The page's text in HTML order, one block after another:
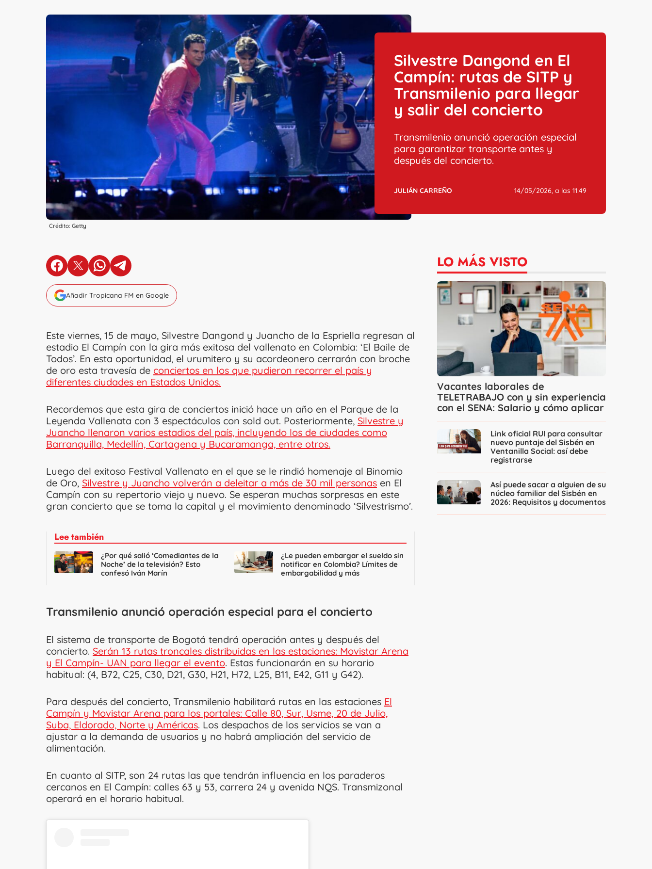
Crédito: Getty
Silvestre Dangond en El
Campín: rutas de SITP y
Transmilenio para llegar
y salir del concierto
Transmilenio anunció operación especial
para garantizar transporte antes y
después del concierto.
JULIÁN CARREÑO 14/05/2026, a las 11:49
en Facebook
en X en Whatsapp
en Telegram
Añadir Tropicana FM en Google
Este viernes, 15 de mayo, Silvestre Dangond y Juancho de la Espriella regresan al
estadio El Campín con la gira más exitosa del vallenato en Colombia: ‘El Baile de
Todos’. En esta oportunidad, el urumitero y su acordeonero cerrarán con broche
de oro esta travesía de conciertos en los que pudieron recorrer el país y
diferentes ciudades en Estados Unidos.
Recordemos que esta gira de conciertos inició hace un año en el Parque de la
Leyenda Vallenata con 3 espectáculos con sold out. Posteriormente, Silvestre y
Juancho llenaron varios estadios del país, incluyendo los de ciudades como
Barranquilla, Medellín, Cartagena y Bucaramanga, entre otros.
Luego del exitoso Festival Vallenato en el que se le rindió homenaje al Binomio
de Oro, Silvestre y Juancho volverán a deleitar a más de 30 mil personas en El
Campín con su repertorio viejo y nuevo. Se esperan muchas sorpresas en este
gran concierto que se toma la capital y el movimiento denominado ‘Silvestrismo’.
Lee también
¿Por qué salió ‘Comediantes de la
Noche’ de la televisión? Esto
confesó Iván Marín
¿Le pueden embargar el sueldo sin
notificar en Colombia? Límites de
embargabilidad y más
Transmilenio anunció operación especial para el concierto
El sistema de transporte de Bogotá tendrá operación antes y después del
concierto. Serán 13 rutas troncales distribuidas en las estaciones: Movistar Arena
y El Campín- UAN para llegar el evento. Estas funcionarán en su horario
habitual: (4, B72, C25, C30, D21, G30, H21, H72, L25, B11, E42, G11 y G42).
Para después del concierto, Transmilenio habilitará rutas en las estaciones El
Campín y Movistar Arena para los portales: Calle 80, Sur, Usme, 20 de Julio,
Suba, Eldorado, Norte y Américas. Los despachos de los servicios se van a
ajustar a la demanda de usuarios y no habrá ampliación del servicio de
alimentación.
En cuanto al SITP, son 24 rutas las que tendrán influencia en los paraderos
cercanos en El Campín: calles 63 y 53, carrera 24 y avenida NQS. Transmizonal
operará en el horario habitual.
LO MÁS VISTO
Vacantes laborales de
TELETRABAJO con y sin experiencia
con el SENA: Salario y cómo aplicar
Link oficial RUI para consultar
nuevo puntaje del Sisbén en
Ventanilla Social: así debe
registrarse
Así puede sacar a alguien de su
núcleo familiar del Sisbén en
2026: Requisitos y documentos